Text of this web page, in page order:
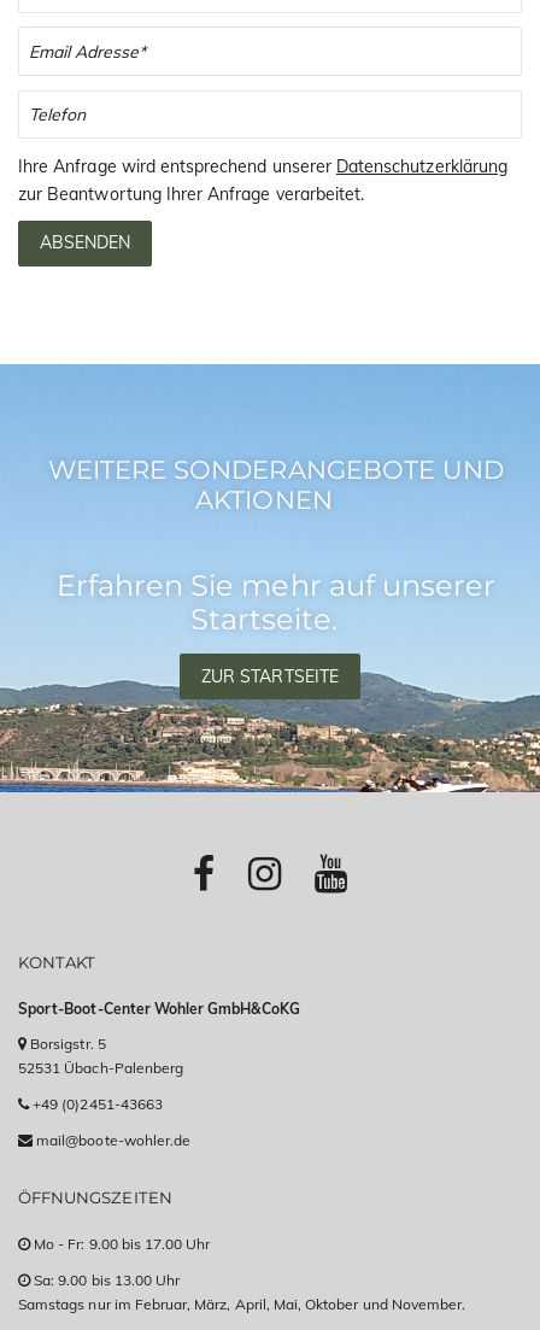
Ihre Anfrage wird entsprechend unserer Datenschutzerklärung
zur Beantwortung Ihrer Anfrage verarbeitet.
ABSENDEN
WEITERE SONDERANGEBOTE UND
AKTIONEN
Erfahren Sie mehr auf unserer
Startseite.
ZUR STARTSEITE
KONTAKT
Sport-Boot-Center Wohler GmbH&CoKG
Borsigstr. 5
52531 Übach-Palenberg
+49 (0)2451-43663
mail@boote-wohler.de
ÖFFNUNGSZEITEN
Mo - Fr: 9.00 bis 17.00 Uhr
Sa: 9.00 bis 13.00 Uhr
Samstags nur im Februar, März, April, Mai, Oktober und November.